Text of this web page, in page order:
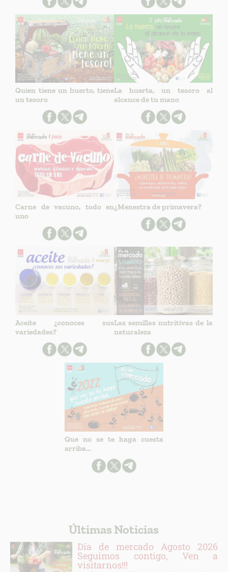
Quien tiene un huerto, tiene
un tesoro
La huerta, un tesoro al
alcance de tu mano
Carne de vacuno, todo en
uno
¿Menestra de primavera?
Aceite ¿conoces sus
variedades?
Las semillas nutritivas de la
naturaleza
Que no se te haga cuesta
arriba…
Últimas Noticias
Día de mercado Agosto 2026
Seguimos contigo, Ven a
visitarnos!!!